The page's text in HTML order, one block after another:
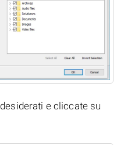
desiderati e cliccate su